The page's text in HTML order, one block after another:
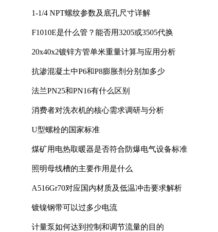
1-1/4 NPT螺纹参数及底孔尺寸详解
F1010E是什么管？能否用3205或3505代换
20x40x2镀锌方管单米重量计算与应用分析
抗渗混凝土中P6和P8膨胀剂分别加多少
法兰PN25和PN16有什么区别
消费者对洗衣机的核心需求调研与分析
U型螺栓的国家标准
煤矿用电热取暖器是否符合防爆电气设备标准
照明母线槽的主要作用是什么
A516Gr70对应国内材质及低温冲击要求解析
镀镍钢带可以过多少电流
计量泵如何达到控制和调节流量的目的